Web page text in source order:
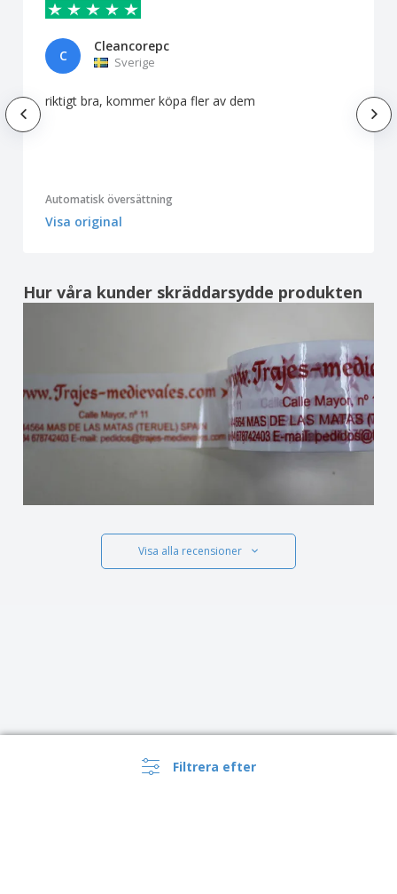
Filtrera efter
C
Cleancorepc
Sverige
riktigt bra, kommer köpa fler av dem
Automatisk översättning
Visa original
Hur våra kunder skräddarsydde produkten
Visa alla recensioner